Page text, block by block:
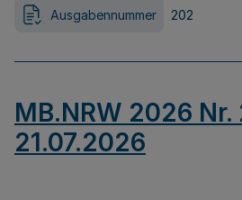
Ausgabennummer 202
MB.NRW 2026 Nr.
21.07.2026